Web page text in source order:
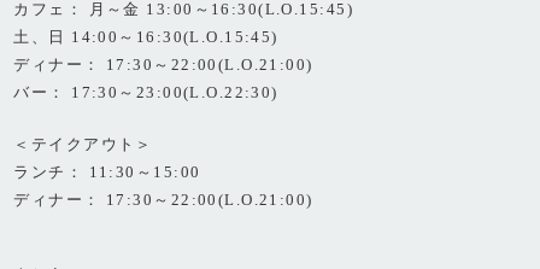
カフェ： 月～金 13:00～16:30(L.O.15:45)
土、日 14:00～16:30(L.O.15:45)
ディナー： 17:30～22:00(L.O.21:00)
バー： 17:30～23:00(L.O.22:30)
＜テイクアウト＞
ランチ： 11:30～15:00
ディナー： 17:30～22:00(L.O.21:00)